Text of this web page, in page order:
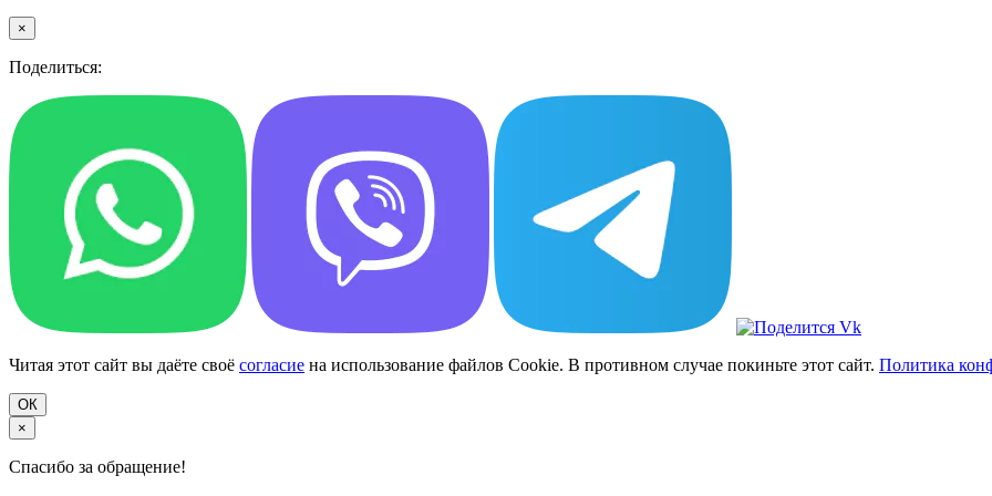
×
Поделиться:
Читая этот сайт вы даёте своё согласие на использование файлов Cookie. В противном случае покиньте этот сайт. Политика
ОК
×
Спасибо за обращение!